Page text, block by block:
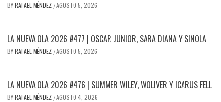
BYRAFAEL MÉNDEZ /AGOSTO 5, 2026
LA NUEVA OLA 2026 #477 | OSCAR JUNIOR, SARA DIANA Y SINOLA
BYRAFAEL MÉNDEZ /AGOSTO 5, 2026
LA NUEVA OLA 2026 #476 | SUMMER WILEY, WOLIVER Y ICARUS FELL
BYRAFAEL MÉNDEZ /AGOSTO 4, 2026